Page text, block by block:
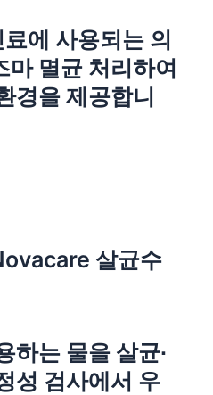
에 사용되는 의
마 멸균 처리하여
경을 제공합니
살균수
하는 물을 살균∙
성 검사에서 우